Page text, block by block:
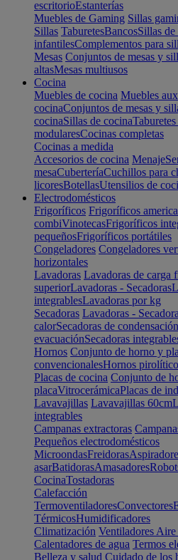
escritorioEstanterías
Muebles de Gaming Sillas
Sillas TaburetesBancosSillas
infantilesComplementos para
Mesas Conjuntos de mesas y
altasMesas multiusos
Cocina
Muebles de cocina Muebles
cocinaConjuntos de mesas y
cocinaSillas de cocina
modularesCocinas completas
Cocinas a medida
Accesorios de cocina Menaje
mesaCuberteríaCuchillos para
licoresBotellasUtensilios de
Electrodomésticos
Frigoríficos Frigoríficos
combiVinotecasFrigoríficos
pequeñosFrigoríficos portátiles
Congeladores Congeladores
horizontales
Lavadoras Lavadoras de carga
superiorLavadoras - Secadoras
integrablesLavadoras por kg
Secadoras Lavadoras -
calorSecadoras de condensación
evacuaciónSecadoras
Hornos Conjunto de horno y
convencionalesHornos
Placas de cocina Conjunto de
placaVitrocerámicaPlacas de
Lavavajillas Lavavajillas 60cm
integrables
Campanas extractoras
Pequeños electrodomésticos
MicroondasFreidoras
asarBatidorasAmasadores
CocinaTostadoras
Calefacción
TermoventiladoresConvectores
TérmicosHumidificadores
Climatización Ventiladores Aire
Calentadores de agua Termos
Belleza y salud Cuidado de los